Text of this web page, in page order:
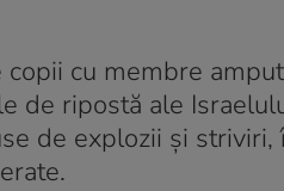
cu membre
de ripostă ale
de explozii și